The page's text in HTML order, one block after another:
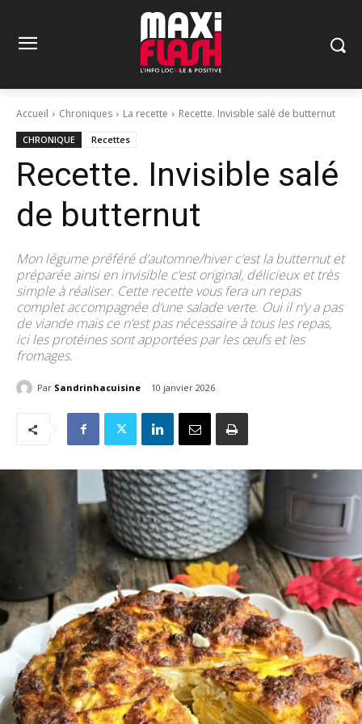
Accueil Chroniques La recette Recette. Invisible salé de butternut
CHRONIQUE Recettes
Recette. Invisible salé
de butternut
Mon légume préféré d’automne/hiver c’est la butternut et
préparée ainsi en invisible c’est original, délicieux et très
simple à réaliser. Cette recette vous fera un repas
complet accompagnée d’une salade verte. Oui il n’y a pas
de viande mais ce n’est pas nécessaire à tous les repas,
ici les protéines sont apportées par les œufs et les
fromages.
Par Sandrinhacuisine 10 janvier 2026